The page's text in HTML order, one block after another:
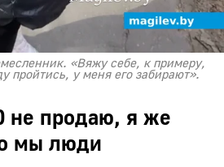
«Вяжу себе, к примеру,
пройтись, у меня его забирают».
не продаю, я же
мы люди